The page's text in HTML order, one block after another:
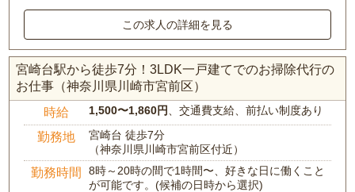
この求人の詳細を見る
宮崎台駅から徒歩7分！3LDK一戸建てでのお掃除代行の
お仕事（神奈川県川崎市宮前区）
時給 1,500〜1,860円 、交通費支給、前払い制度あり
勤務地
宮崎台 徒歩7分
（神奈川県川崎市宮前区付近）
勤務時間
8時～20時の間で1時間〜、好きな日に働くこと
が可能です。(候補の日時から選択)